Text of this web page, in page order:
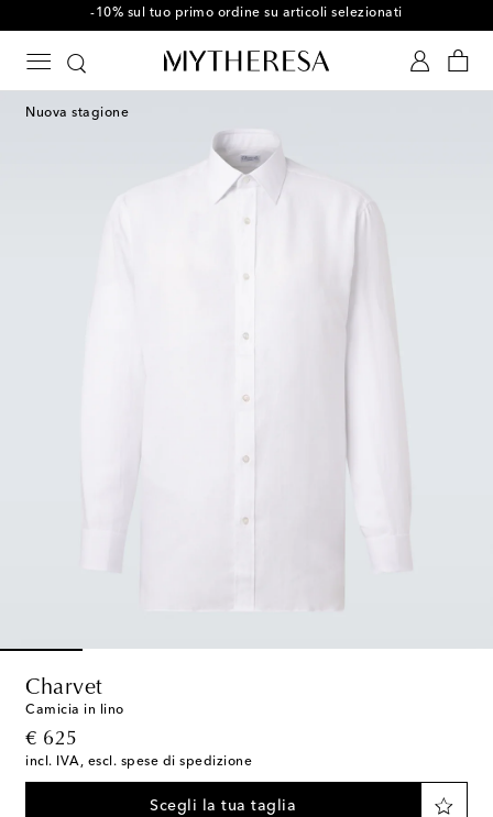
-10% sul tuo primo ordine su articoli selezionati
Nuova stagione
Charvet
Camicia in lino
€ 625
original price
incl. IVA, escl. spese di spedizione
Scegli la tua taglia